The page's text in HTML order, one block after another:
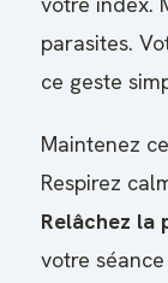
parasites.
ce geste
Maintenez
Respirez
Relâchez la
votre